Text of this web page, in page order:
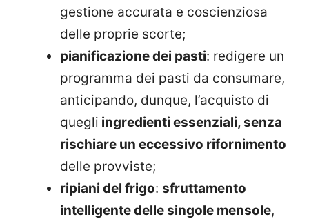
gestione accurata e coscienziosa
delle proprie scorte;
pianificazione dei pasti: redigere un
programma dei pasti da consumare,
anticipando, dunque, l’acquisto di
quegli ingredienti essenziali, senza
rischiare un eccessivo rifornimento
delle provviste;
ripiani del frigo: sfruttamento
intelligente delle singole mensole,